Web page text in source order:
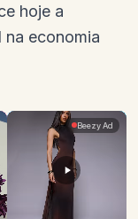
hoje a
economia